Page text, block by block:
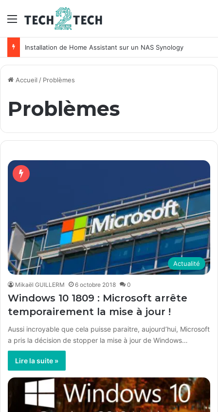
Menu
Installation de Home Assistant sur un NAS Synology
Accueil / Problèmes
Problèmes
Actualité
Mikaël GUILLERM 6 octobre 2018 0
Windows 10 1809 : Microsoft arrête
temporairement la mise à jour !
Aussi incroyable que cela puisse paraitre, aujourd’hui, Microsoft
a pris la décision de stopper la mise à jour de Windows…
Lire la suite »